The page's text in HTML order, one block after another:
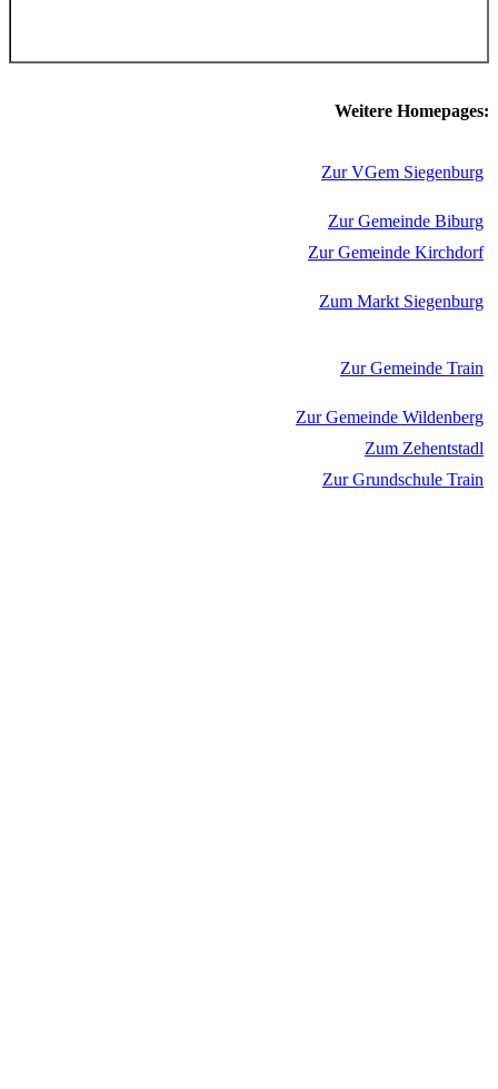
Weitere Homepages:
Zur VGem Siegenburg
Zur Gemeinde Biburg
Zur Gemeinde Kirchdorf
Zum Markt Siegenburg
Zur Gemeinde Train
Zur Gemeinde Wildenberg
Zum Zehentstadl
Zur Grundschule Train